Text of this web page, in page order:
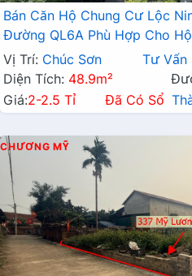
Bán Căn Hộ Chung Cư Lộc
Đường QL6A Phù Hợp Cho
Vị Trí: Chúc Sơn Tư Vấn
Diện Tích: 48.9m²
Giá:2-2.5 Tỉ Đã Có Sổ
CHƯƠNG MỸ